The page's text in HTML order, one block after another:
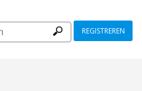
REGISTREREN